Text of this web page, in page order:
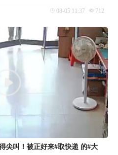
08-05 11:37 712
尖叫！被正好来#取快递 的#大